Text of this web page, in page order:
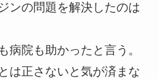
ンの問題を解決したのは
病院も助かったと言う。
は正さないと気が済まな